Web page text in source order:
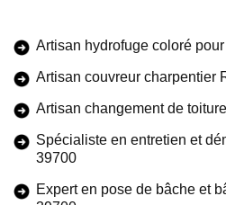
Artisan hydrofuge coloré
Artisan couvreur charpentier
Artisan changement de
Spécialiste en entretien et
39700
Expert en pose de bâche et